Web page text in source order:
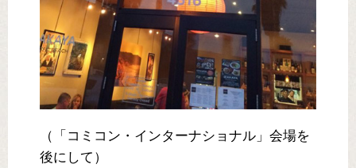
（「コミコン・インターナショナル」会場を
後にして）